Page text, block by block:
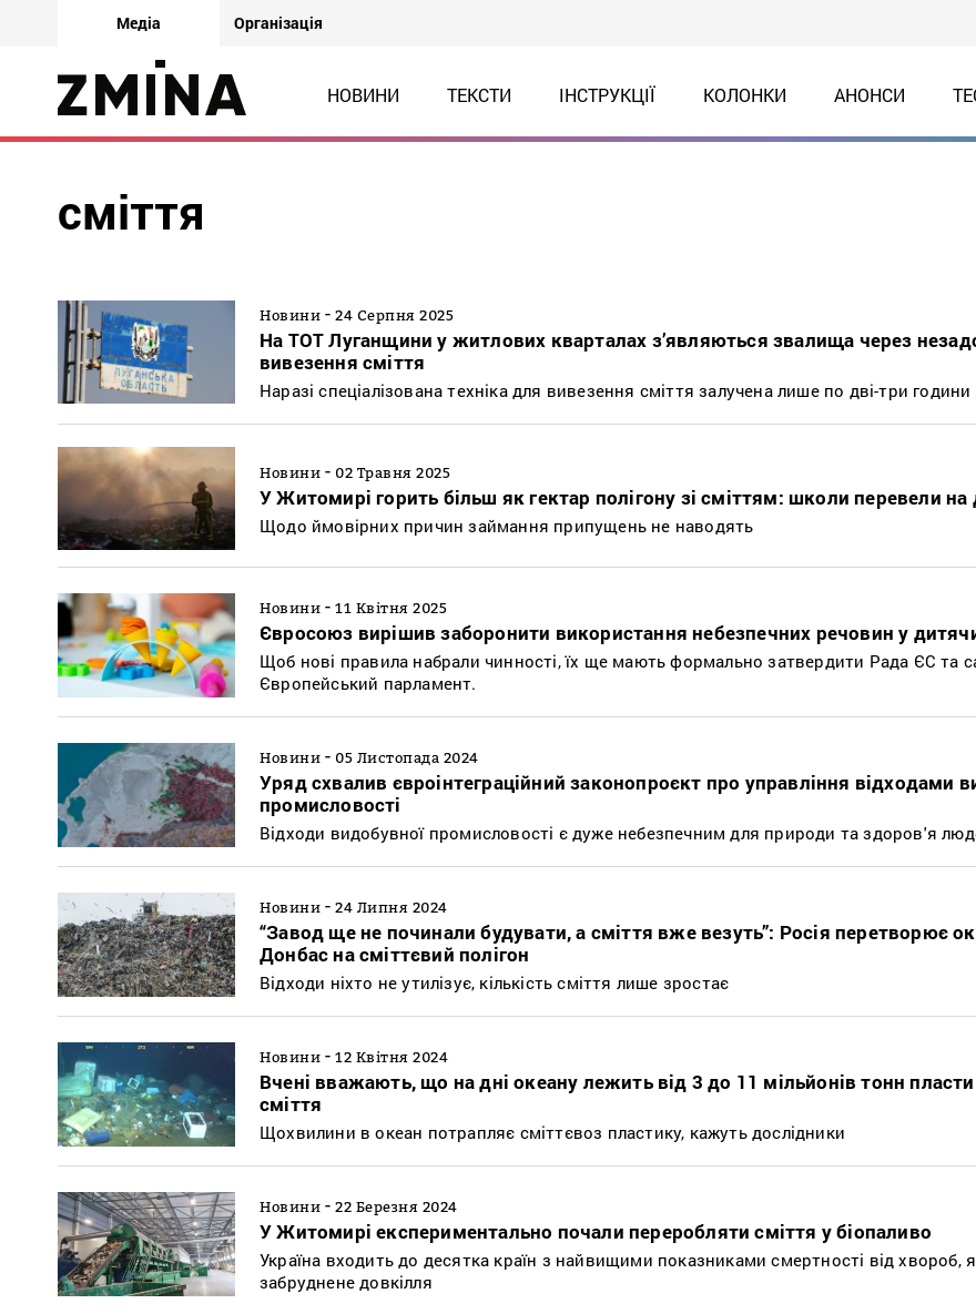
Медіа Організація
НОВИНИ ТЕКСТИ ІНСТРУКЦІЇ КОЛОНКИ АНОНСИ
сміття
Новини - 24 Серпня 2025
На ТОТ Луганщини у житлових кварталах з’являються звалища через
вивезення сміття
Наразі спеціалізована техніка для вивезення сміття залучена лише по дві-три години
Новини - 02 Травня 2025
У Житомирі горить більш як гектар полігону зі сміттям: школи перевели на
Щодо ймовірних причин займання припущень не наводять
Новини - 11 Квітня 2025
Євросоюз вирішив заборонити використання небезпечних речовин у
Щоб нові правила набрали чинності, їх ще мають формально затвердити Рада ЄС та
Європейський парламент.
Новини - 05 Листопада 2024
Уряд схвалив євроінтеграційний законопроєкт про управління відходами
промисловості
Відходи видобувної промисловості є дуже небезпечним для природи та здоров'я
Новини - 24 Липня 2024
“Завод ще не починали будувати, а сміття вже везуть”: Росія перетворює
Донбас на сміттєвий полігон
Відходи ніхто не утилізує, кількість сміття лише зростає
Новини - 12 Квітня 2024
Вчені вважають, що на дні океану лежить від 3 до 11 мільйонів тонн
сміття
Щохвилини в океан потрапляє сміттєвоз пластику, кажуть дослідники
Новини - 22 Березня 2024
У Житомирі експериментально почали переробляти сміття у біопаливо
Україна входить до десятка країн з найвищими показниками смертності від хвороб,
забруднене довкілля